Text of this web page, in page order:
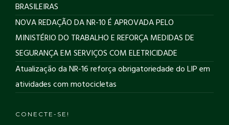
BRASILEIRAS
NOVA REDAÇÃO DA NR-10 É APROVADA PELO
MINISTÉRIO DO TRABALHO E REFORÇA MEDIDAS DE
SEGURANÇA EM SERVIÇOS COM ELETRICIDADE
Atualização da NR-16 reforça obrigatoriedade do LIP em
atividades com motocicletas
CONECTE-SE!